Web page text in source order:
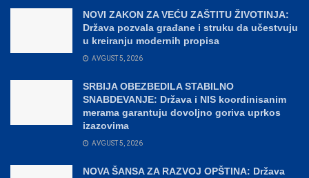
NOVI ZAKON ZA VEĆU ZAŠTITU ŽIVOTINJA:
Država pozvala građane i struku da učestvuju
u kreiranju modernih propisa
AVGUST 5, 2026
SRBIJA OBEZBEDILA STABILNO
SNABDEVANJE: Država i NIS koordinisanim
merama garantuju dovoljno goriva uprkos
izazovima
AVGUST 5, 2026
NOVA ŠANSA ZA RAZVOJ OPŠTINA: Država